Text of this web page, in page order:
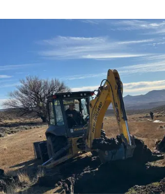
Consulta de pago a
Convocatorias
Intranet
Login